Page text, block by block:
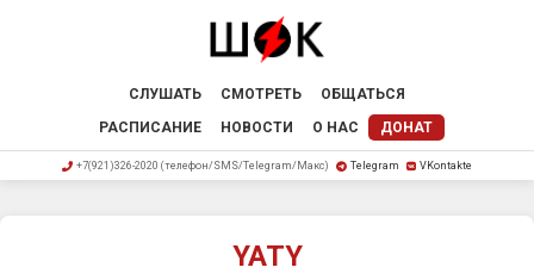
СЛУШАТЬ СМОТРЕТЬ
ОБЩАТЬСЯ
РАСПИСАНИЕ
НОВОСТИ О НАС ДОНАТ
+7(921)326-2020 (телефон/SMS/Telegram/Макс) Telegram VKontakte
YATY